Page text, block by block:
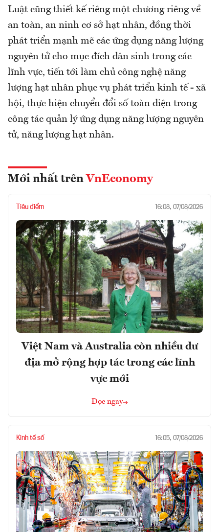
Luật cũng thiết kế riêng một chương riêng về
an toàn, an ninh cơ sở hạt nhân, đồng thời
phát triển mạnh mẽ các ứng dụng năng lượng
nguyên tử cho mục đích dân sinh trong các
lĩnh vực, tiến tới làm chủ công nghệ năng
lượng hạt nhân phục vụ phát triển kinh tế - xã
hội, thực hiện chuyển đổi số toàn diện trong
công tác quản lý ứng dụng năng lượng nguyên
tử, năng lượng hạt nhân.
Mới nhất trên VnEconomy
Tiêu điểm 16:08, 07/08/2026
Việt Nam và Australia còn nhiều dư
địa mở rộng hợp tác trong các lĩnh
vực mới
Đọc ngay
Kinh tế số 16:05, 07/08/2026